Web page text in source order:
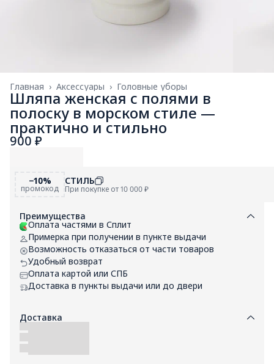
Головные уборы
Аксессуары ›
Главная ›
Шляпа женская с полями в
полоску в морском стиле —
практично и стильно
900 ₽
−10%
промокод
СТИЛЬ
При покупке от 10 000 ₽
Преимущества
Оплата частями в Сплит
Примерка при получении в пункте выдачи
Возможность отказаться от части товаров
Удобный возврат
Оплата картой или СПБ
Доставка в пункты выдачи или до двери
Доставка